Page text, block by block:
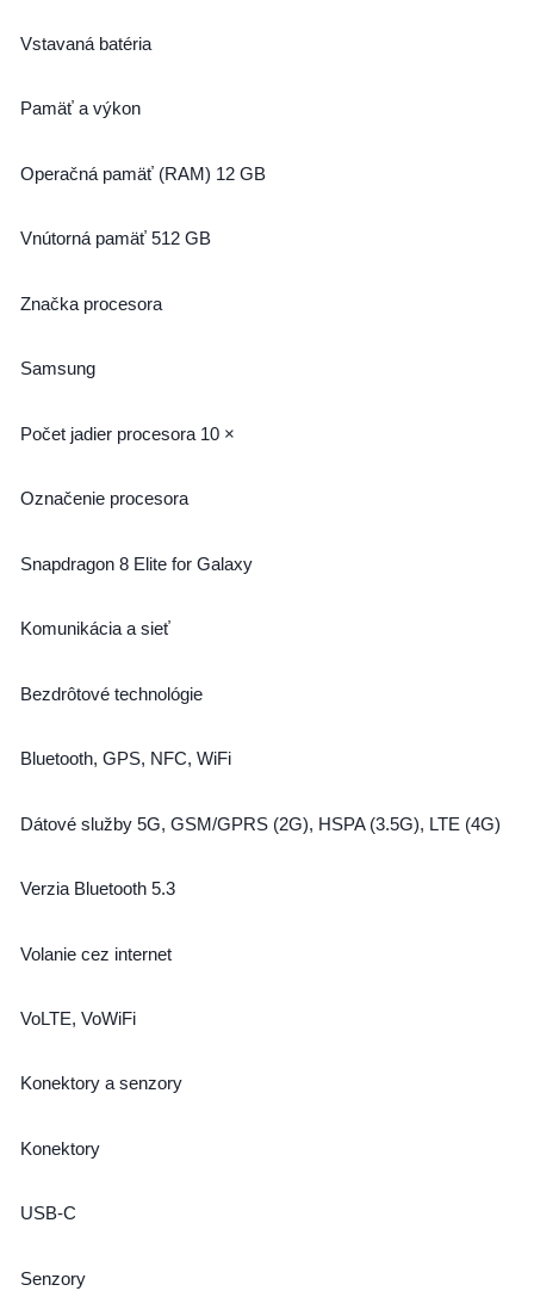
Vstavaná batéria
Pamäť a výkon
Operačná pamäť (RAM) 12 GB
Vnútorná pamäť 512 GB
Značka procesora
Samsung
Počet jadier procesora 10 ×
Označenie procesora
Snapdragon 8 Elite for Galaxy
Komunikácia a sieť
Bezdrôtové technológie
Bluetooth, GPS, NFC, WiFi
Dátové služby 5G, GSM/GPRS (2G), HSPA (3.5G), LTE (4G)
Verzia Bluetooth 5.3
Volanie cez internet
VoLTE, VoWiFi
Konektory a senzory
Konektory
USB-C
Senzory